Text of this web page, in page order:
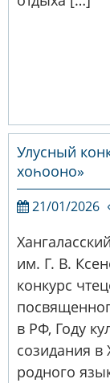
Улусный
хоһооно»
21/01/2026
им. Г. В.
конкурс
в РФ, Году
созидания в
родного